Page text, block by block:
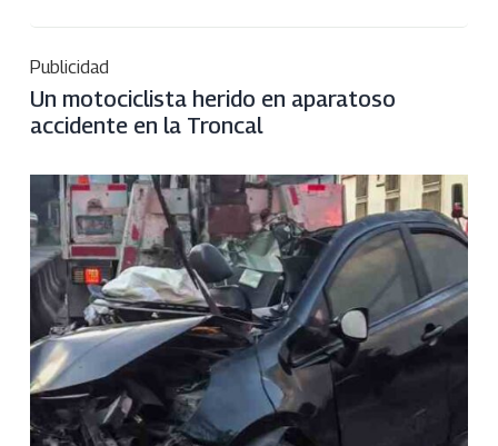
Publicidad
Un motociclista herido en aparatoso
accidente en la Troncal